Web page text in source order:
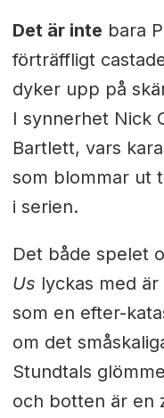
Det är inte bara
förträffligt
dyker upp på
I synnerhet Nick
Bartlett, vars
som blommar ut
i serien.
Det både spelet
Us lyckas med
som en efter-
om det
Stundtals
och botten är en